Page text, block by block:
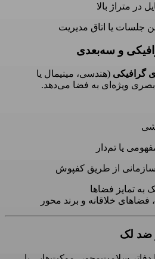
در متراژ بالا
جلسات یا اتاق مدیریت
گرافیکی (هندسی، مینیمال یا
ویژه‌ای به فضا می‌دهد.
یا تم‌دار
از طریق کفپوش
به تمایز فضاها
خلاقانه و برند محور